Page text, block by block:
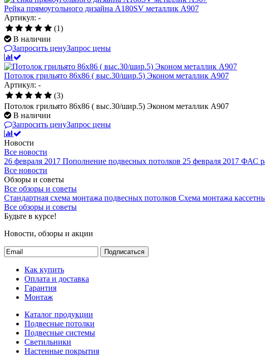
Рейка прямоугольного дизайна A180SV металлик А907
Артикул: -
(1)
В наличии
Запросить ценуЗапрос цены
Потолок грильято 86х86 ( выс.30/шир.5) Эконом металлик А907
Артикул: -
(3)
Потолок грильято 86х86 ( выс.30/шир.5) Эконом металлик А907
В наличии
Запросить ценуЗапрос цены
Новости
Все новости
26 февраля 2017 Пополнение подвесных потолков 25 февраля 2017 ФАС
Все новости
Обзоры и советы
Все обзоры и советы
Стандартная схема монтажа подвесных потолков Схема монтажа
Все обзоры и советы
Будьте в курсе!
Новости, обзоры и акции
Подписаться
Как купить
Оплата и доставка
Гарантия
Монтаж
Каталог продукции
Подвесные потолки
Подвесные системы
Светильники
Настенные покрытия